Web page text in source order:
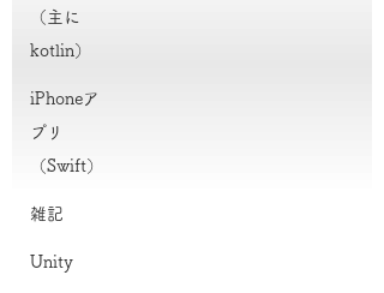
（主に
kotlin）
iPhoneア
プリ
（Swift）
雑記
Unity